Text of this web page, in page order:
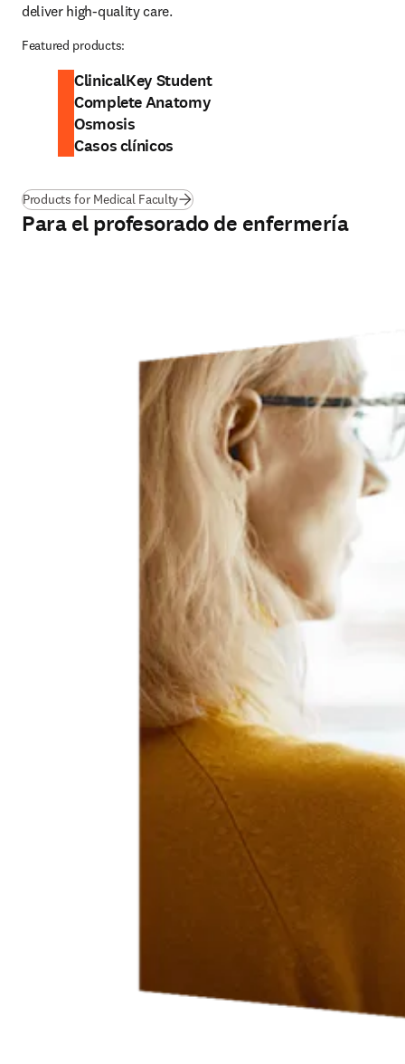
deliver high-quality care.
Featured products:
ClinicalKey Student
Complete Anatomy
Osmosis
Casos clínicos
Products for Medical Faculty
Para el profesorado de enfermería